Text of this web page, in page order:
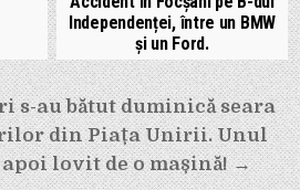
Independenței, între un BMW
și un Ford.
s-au bătut duminică seara
din Piața Unirii. Unul
lovit de o mașină! →